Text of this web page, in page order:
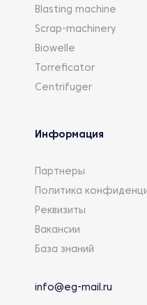
Blasting machine
Scrap-machinery
Biowelle
Torreficator
Centrifuger
Информация
Партнеры
Политика
Реквизиты
Вакансии
База знаний
info@eg-mail.ru